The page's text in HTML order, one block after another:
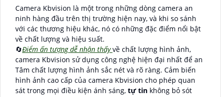
Camera Kbvision là một trong những dòng camera an
ninh hàng đầu trên thị trường hiện nay, và khi so sánh
với các thương hiệu khác, nó có những đặc điểm nổi bật
về chất lượng và hiệu suất.
🔄Điểm ấn tượng dễ nhận thấyvề chất lượng hình ảnh,
camera Kbvision sử dụng công nghệ hiện đại nhất để an
Tâm chất lượng hình ảnh sắc nét và rõ ràng. Cảm biến
hình ảnh cao cấp của camera Kbvision cho phép quan
sát trong mọi điều kiện ánh sáng, tự tin không bỏ sót